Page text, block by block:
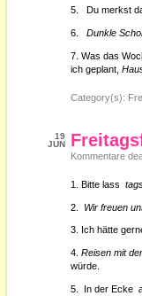
5. Du merkst
6. Dunkle
7. Was das
ich geplant,
Category(s):
19
JUN
Kommentare
1. Bitte lass
2. Wir freuen
3. Ich hätte
4. Reisen mit
würde.
5. In der Ecke